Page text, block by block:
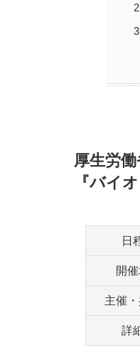
厚生労
『バイ
日
開
主催
詳